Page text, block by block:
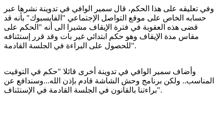
وفي تعليقه على هذا الحكم، قال سمير الوافي في تدوينة نشرها عبر
حسابه الخاص على موقع التواصل الإجتماعي "الفايسبوك" بأنه قد
قضى هذه العقوبة في فترة الإيقاف مشيرا الى أنه "الحكم على
مقاس مدة الإيقاف وهو حكم ابتدائي غير بات وقد قرر إستئنافه
للحصول على البراءة في الجلسة القادمة".
وأضاف سمير الوافي في تدوينة أخرى قائلا "حكم في التوقيت
المناسب.. ولكن برنامج وحش الشاشة قادم بإذن الله...وسندافع عن
براءتنا بالقانون في الجلسة القادمة في الإستئناف".